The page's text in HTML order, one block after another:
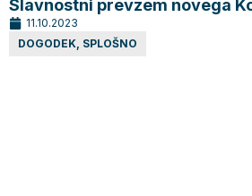
Slavnostni prevzem novega
11.10.2023
DOGODEK, SPLOŠNO